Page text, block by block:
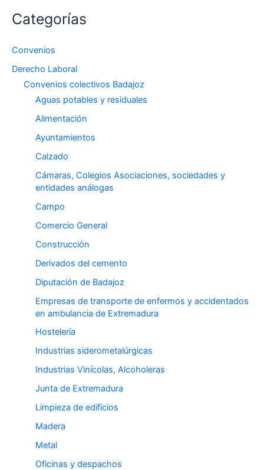
Categorías
Convenios
Derecho Laboral
Convenios colectivos Badajoz
Aguas potables y residuales
Alimentación
Ayuntamientos
Calzado
Cámaras, Colegios Asociaciones, sociedades y
entidades análogas
Campo
Comercio General
Construcción
Derivados del cemento
Diputación de Badajoz
Empresas de transporte de enfermos y accidentados
en ambulancia de Extremadura
Hostelería
Industrias siderometalúrgicas
Industrias Vinícolas, Alcoholeras
Junta de Extremadura
Limpieza de edificios
Madera
Metal
Oficinas y despachos